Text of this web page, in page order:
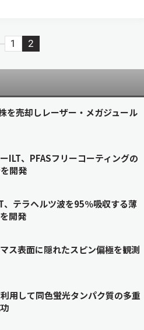
1 2
売却しレーザー・メガジュール
ILT、PFASフリーコーティングの
開発
、テラヘルツ波を95％吸収する薄
開発
ス表面に隠れたスピン偏極を観測
用して同色蛍光タンパク質の多重